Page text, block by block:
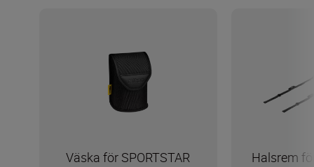
Väska för SPORTSTAR
Halsrem